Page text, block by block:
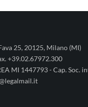
25, 20125, Milano (MI)
+39.02.67972.300
MI 1447793 - Cap. Soc.